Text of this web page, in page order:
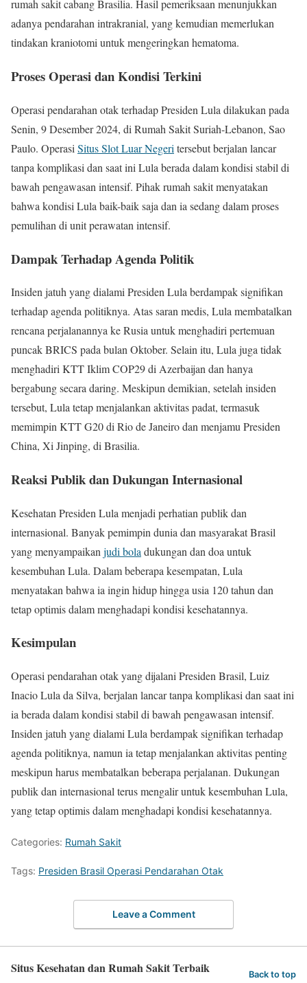
rumah sakit cabang Brasilia. Hasil pemeriksaan menunjukkan
adanya pendarahan intrakranial, yang kemudian memerlukan
tindakan kraniotomi untuk mengeringkan hematoma.
Proses Operasi dan Kondisi Terkini
Operasi pendarahan otak terhadap Presiden Lula dilakukan pada
Senin, 9 Desember 2024, di Rumah Sakit Suriah-Lebanon, Sao
Paulo. Operasi Situs Slot Luar Negeri tersebut berjalan lancar
tanpa komplikasi dan saat ini Lula berada dalam kondisi stabil di
bawah pengawasan intensif. Pihak rumah sakit menyatakan
bahwa kondisi Lula baik-baik saja dan ia sedang dalam proses
pemulihan di unit perawatan intensif.
Dampak Terhadap Agenda Politik
Insiden jatuh yang dialami Presiden Lula berdampak signifikan
terhadap agenda politiknya. Atas saran medis, Lula membatalkan
rencana perjalanannya ke Rusia untuk menghadiri pertemuan
puncak BRICS pada bulan Oktober. Selain itu, Lula juga tidak
menghadiri KTT Iklim COP29 di Azerbaijan dan hanya
bergabung secara daring. Meskipun demikian, setelah insiden
tersebut, Lula tetap menjalankan aktivitas padat, termasuk
memimpin KTT G20 di Rio de Janeiro dan menjamu Presiden
China, Xi Jinping, di Brasilia.
Reaksi Publik dan Dukungan Internasional
Kesehatan Presiden Lula menjadi perhatian publik dan
internasional. Banyak pemimpin dunia dan masyarakat Brasil
yang menyampaikan judi bola dukungan dan doa untuk
kesembuhan Lula. Dalam beberapa kesempatan, Lula
menyatakan bahwa ia ingin hidup hingga usia 120 tahun dan
tetap optimis dalam menghadapi kondisi kesehatannya.
Kesimpulan
Operasi pendarahan otak yang dijalani Presiden Brasil, Luiz
Inacio Lula da Silva, berjalan lancar tanpa komplikasi dan saat ini
ia berada dalam kondisi stabil di bawah pengawasan intensif.
Insiden jatuh yang dialami Lula berdampak signifikan terhadap
agenda politiknya, namun ia tetap menjalankan aktivitas penting
meskipun harus membatalkan beberapa perjalanan. Dukungan
publik dan internasional terus mengalir untuk kesembuhan Lula,
yang tetap optimis dalam menghadapi kondisi kesehatannya.
Categories: Rumah Sakit
Tags: Presiden Brasil Operasi Pendarahan Otak
Leave a Comment
Situs Kesehatan dan Rumah Sakit Terbaik Back to top